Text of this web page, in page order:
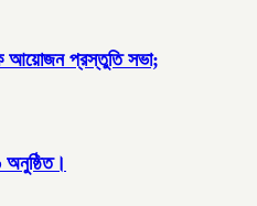
আয়োজন প্রস্তুতি সভা;